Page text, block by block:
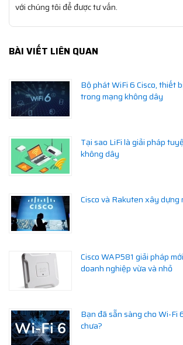
với chúng tôi để được tư vấn.
BÀI VIẾT LIÊN QUAN
Bộ phát WiFi 6 Cisco, thiết
trong mạng không dây
Tại sao LiFi là giải pháp
không dây
Cisco và Rakuten xây dựng
Cisco WAP581 giải pháp
doanh nghiệp vừa và nhỏ
Bạn đã sẵn sàng cho Wi-Fi
chưa?